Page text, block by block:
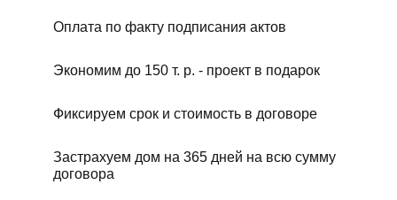
Оплата по факту подписания актов
Экономим до 150 т. р. - проект в подарок
Фиксируем срок и стоимость в договоре
Застрахуем дом на 365 дней на всю сумму
договора